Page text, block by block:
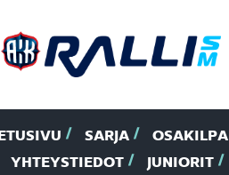
ETUSIVU SARJA
YHTEYSTIEDOT
JUNIORIT